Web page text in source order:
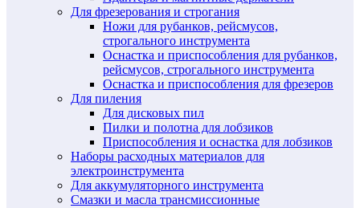
Для фрезерования и строгания
Ножи для рубанков, рейсмусов,
строгального инструмента
Оснастка и приспособления для рубанков,
рейсмусов, строгального инструмента
Оснастка и приспособления для фрезеров
Для пиления
Для дисковых пил
Пилки и полотна для лобзиков
Приспособления и оснастка для лобзиков
Наборы расходных материалов для
электроинструмента
Для аккумуляторного инструмента
Смазки и масла трансмиссионные